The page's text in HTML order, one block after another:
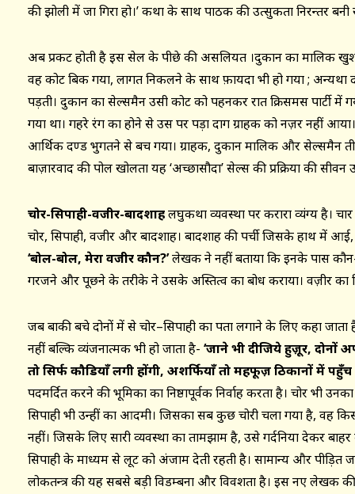
की झोली में जा गिरा हो।’ कथा के साथ पाठक की उत्सुकता निरन्तर बनी
अब प्रकट होती है इस सेल के पीछे की असलियत ।दुकान का मालिक
वह कोट बिक गया, लागत निकलने के साथ फ़ायदा भी हो गया ;
पड़ती। दुकान का सेल्समैन उसी कोट को पहनकर रात क्रिसमस पार्टी में
गया था। गहरे रंग का होने से उस पर पड़ा दाग ग्राहक को नज़र नहीं
आर्थिक दण्ड भुगतने से बच गया। ग्राहक, दुकान मालिक और सेल्समैन
बाज़ारवाद की पोल खोलता यह ‘अच्छासौदा’ सेल्स की प्रक्रिया की सीवन
चोर-सिपाही-वजीर-बादशाहलघुकथा व्यवस्था पर करारा व्यंग्य है।
चोर, सिपाही, वजीर और बादशाह। बादशाह की पर्ची जिसके हाथ में
‘बोल-बोल, मेरा वजीर कौन?’लेखक ने नहीं बताया कि इनके पास
गरजने और पूछने के तरीके ने उसके अस्तित्व का बोध कराया। वज़ीर का
जब बाकी बचे दोनों में से चोर–सिपाही का पता लगाने के लिए कहा
नहीं बल्कि व्यंजनात्मक भी हो जाता है- ‘जाने भी दीजिये हुज़ूर,
तो सिर्फ कौडियाँ लगी होंगी, अशर्फियाँ तो महफूज़ ठिकानों में पहुँच
पदमर्दित करने की भूमिका का निष्ठापूर्वक निर्वाह करता है। चोर भी
सिपाही भी उन्हीं का आदमी। जिसका सब कुछ चोरी चला गया है, वह
नहीं। जिसके लिए सारी व्यवस्था का तामझाम है, उसे गर्दनिया देकर
सिपाही के माध्यम से लूट को अंजाम देती रहती है। सामान्य और पीड़ित
लोकतन्त्र की यह सबसे बड़ी विडम्बना और विवशता है। इस नए